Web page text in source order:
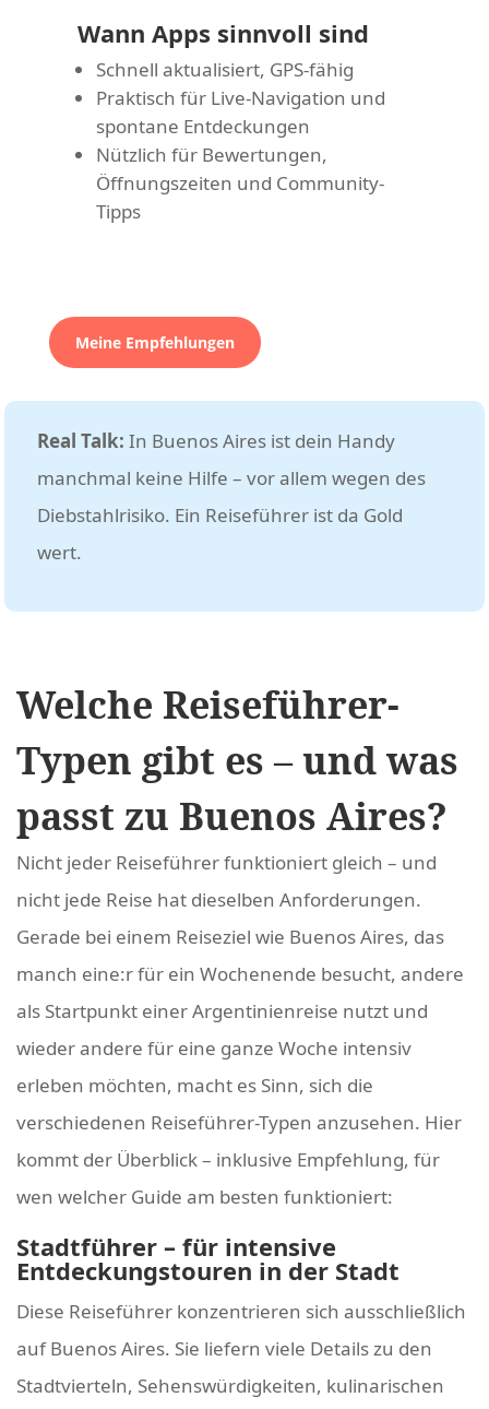
Wann Apps sinnvoll sind
Schnell aktualisiert, GPS-fähig
Praktisch für Live-Navigation und
spontane Entdeckungen
Nützlich für Bewertungen,
Öffnungszeiten und Community-
Tipps
Meine Empfehlungen
Real Talk: In Buenos Aires ist dein Handy
manchmal keine Hilfe – vor allem wegen des
Diebstahlrisiko. Ein Reiseführer ist da Gold
wert.
Welche Reiseführer-
Typen gibt es – und was
passt zu Buenos Aires?
Nicht jeder Reiseführer funktioniert gleich – und
nicht jede Reise hat dieselben Anforderungen.
Gerade bei einem Reiseziel wie Buenos Aires, das
manch eine:rfür ein Wochenende besucht, andere
als Startpunkt einer Argentinienreise nutzt und
wieder andere für eine ganze Woche intensiv
erleben möchten, macht es Sinn, sich die
verschiedenen Reiseführer-Typen anzusehen. Hier
kommt der Überblick – inklusive Empfehlung, für
wen welcher Guide am besten funktioniert:
Stadtführer – für intensive
Entdeckungstouren in der Stadt
Diese Reiseführer konzentrieren sich ausschließlich
auf Buenos Aires. Sie liefern viele Details zu den
Stadtvierteln, Sehenswürdigkeiten, kulinarischen